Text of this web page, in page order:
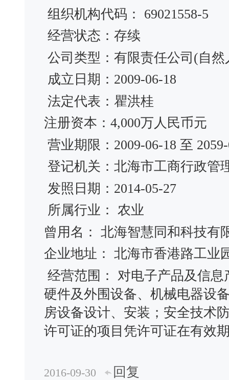
组织机构代码： 69021558-5
经营状态：存续
公司类型：有限责任公司(自
成立日期：2009-06-18
法定代表：瞿洪桂
注册资本：4,000万人民币元
营业期限：2009-06-18 至
登记机关：北海市工商行政管
发照日期：2014-05-27
所属行业： 农业
曾用名： 北海智慧同和科技
企业地址： 北海市香港路工业
经营范围： 对电子产品及信
硬件及外围设备、机械电器设
房设备设计、安装；安全技术
许可证的项目凭许可证在有效
2016-09-30
回复